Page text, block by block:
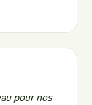
pour nos